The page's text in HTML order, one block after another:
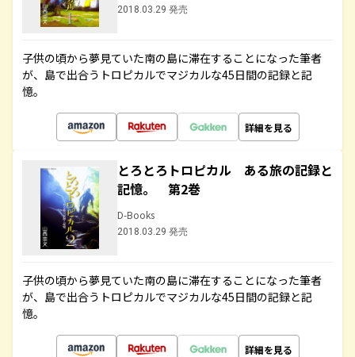
2018.03.29 発売
子供の頃から夢見ていた南の島に滞在することになった筆者
が、島で出合うトロピカルでマジカルな45日間の記録と記
憶。
詳細を見る
とろとろトロピカル ある旅の記録と
記憶。 第2巻
D-Books
2018.03.29 発売
子供の頃から夢見ていた南の島に滞在することになった筆者
が、島で出合うトロピカルでマジカルな45日間の記録と記
憶。
詳細を見る